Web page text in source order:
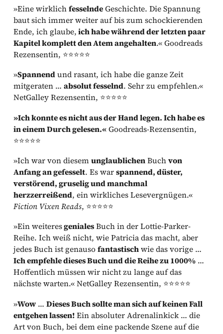
»Eine wirklichfesselndeGeschichte. Die Spannung
baut sich immer weiter auf bis zum schockierenden
Ende, ich glaube,ich habe während der letzten paar
Kapitel komplett den Atem angehalten.« Goodreads
Rezensentin, ⭐⭐⭐⭐⭐
»Spannendund rasant, ich habe die ganze Zeit
mitgeraten …absolut fesselnd. Sehr zu empfehlen.«
NetGalley Rezensentin, ⭐⭐⭐⭐⭐
»Ich konnte es nicht aus der Hand legen. Ich habe es
in einem Durch gelesen.«Goodreads-Rezensentin,
⭐⭐⭐⭐⭐
»Ich war von diesemunglaublichenBuchvon
Anfang an gefesselt. Es warspannend, düster,
verstörend, gruselig und manchmal
herzzerreißend, ein wirkliches Lesevergnügen.«
Fiction Vixen Reads, ⭐⭐⭐⭐⭐
»Ein weiteresgenialesBuch in der Lottie-Parker-
Reihe. Ich weiß nicht, wie Patricia das macht, aber
jedes Buch ist genausofantastischwie das vorige …
Ich empfehle dieses Buch und die Reihe zu 1000% …
Hoffentlich müssen wir nicht zu lange auf das
nächste warten.« NetGalley Rezensentin, ⭐⭐⭐⭐⭐
»Wow …Dieses Buch sollte man sich auf keinen Fall
entgehen lassen!Ein absoluter Adrenalinkick … die
Art von Buch, bei dem eine packende Szene auf die